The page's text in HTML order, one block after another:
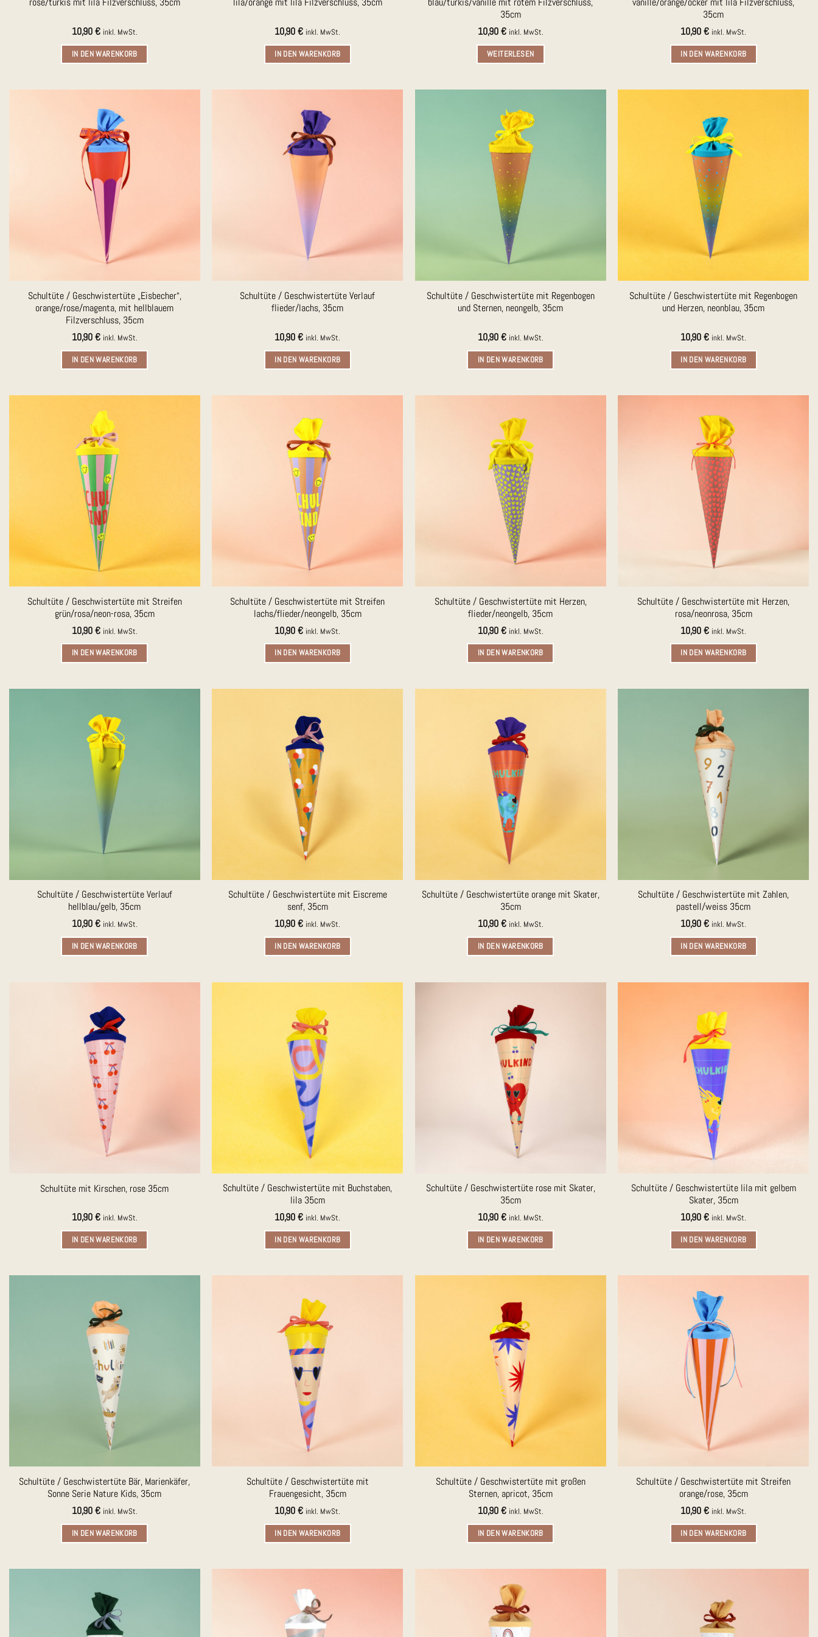
10,90€ inkl. MwSt.
IN DEN WARENKORB
10,90€ inkl. MwSt.
IN DEN WARENKORB
35cm
10,90€ inkl. MwSt.
WEITERLESEN
35cm
10,90€ inkl. MwSt.
IN DEN WARENKORB
Schultüte / Geschwistertüte „Eisbecher“,
orange/rose/magenta, mit hellblauem
Filzverschluss, 35cm
10,90€ inkl. MwSt.
IN DEN WARENKORB
Schultüte / Geschwistertüte Verlauf
flieder/lachs, 35cm
10,90€ inkl. MwSt.
IN DEN WARENKORB
Schultüte / Geschwistertüte mit Regenbogen
und Sternen, neongelb, 35cm
10,90€ inkl. MwSt.
IN DEN WARENKORB
Schultüte / Geschwistertüte mit Regenbogen
und Herzen, neonblau, 35cm
10,90€ inkl. MwSt.
IN DEN WARENKORB
Schultüte / Geschwistertüte mit Streifen
grün/rosa/neon-rosa, 35cm
10,90€ inkl. MwSt.
IN DEN WARENKORB
Schultüte / Geschwistertüte mit Streifen
lachs/flieder/neongelb, 35cm
10,90€ inkl. MwSt.
IN DEN WARENKORB
Schultüte / Geschwistertüte mit Herzen,
flieder/neongelb, 35cm
10,90€ inkl. MwSt.
IN DEN WARENKORB
Schultüte / Geschwistertüte mit Herzen,
rosa/neonrosa, 35cm
10,90€ inkl. MwSt.
IN DEN WARENKORB
Schultüte / Geschwistertüte Verlauf
hellblau/gelb, 35cm
10,90€ inkl. MwSt.
IN DEN WARENKORB
Schultüte / Geschwistertüte mit Eiscreme
senf, 35cm
10,90€ inkl. MwSt.
IN DEN WARENKORB
Schultüte / Geschwistertüte orange mit Skater,
35cm
10,90€ inkl. MwSt.
IN DEN WARENKORB
Schultüte / Geschwistertüte mit Zahlen,
pastell/weiss 35cm
10,90€ inkl. MwSt.
IN DEN WARENKORB
Schultüte mit Kirschen, rose 35cm
10,90€ inkl. MwSt.
IN DEN WARENKORB
Schultüte / Geschwistertüte mit Buchstaben,
lila 35cm
10,90€ inkl. MwSt.
IN DEN WARENKORB
Schultüte / Geschwistertüte rose mit Skater,
35cm
10,90€ inkl. MwSt.
IN DEN WARENKORB
Schultüte / Geschwistertüte lila mit gelbem
Skater, 35cm
10,90€ inkl. MwSt.
IN DEN WARENKORB
Schultüte / Geschwistertüte Bär, Marienkäfer,
Sonne Serie Nature Kids, 35cm
10,90€ inkl. MwSt.
IN DEN WARENKORB
Schultüte / Geschwistertüte mit
Frauengesicht, 35cm
10,90€ inkl. MwSt.
IN DEN WARENKORB
Schultüte / Geschwistertüte mit großen
Sternen, apricot, 35cm
10,90€ inkl. MwSt.
IN DEN WARENKORB
Schultüte / Geschwistertüte mit Streifen
orange/rose, 35cm
10,90€ inkl. MwSt.
IN DEN WARENKORB